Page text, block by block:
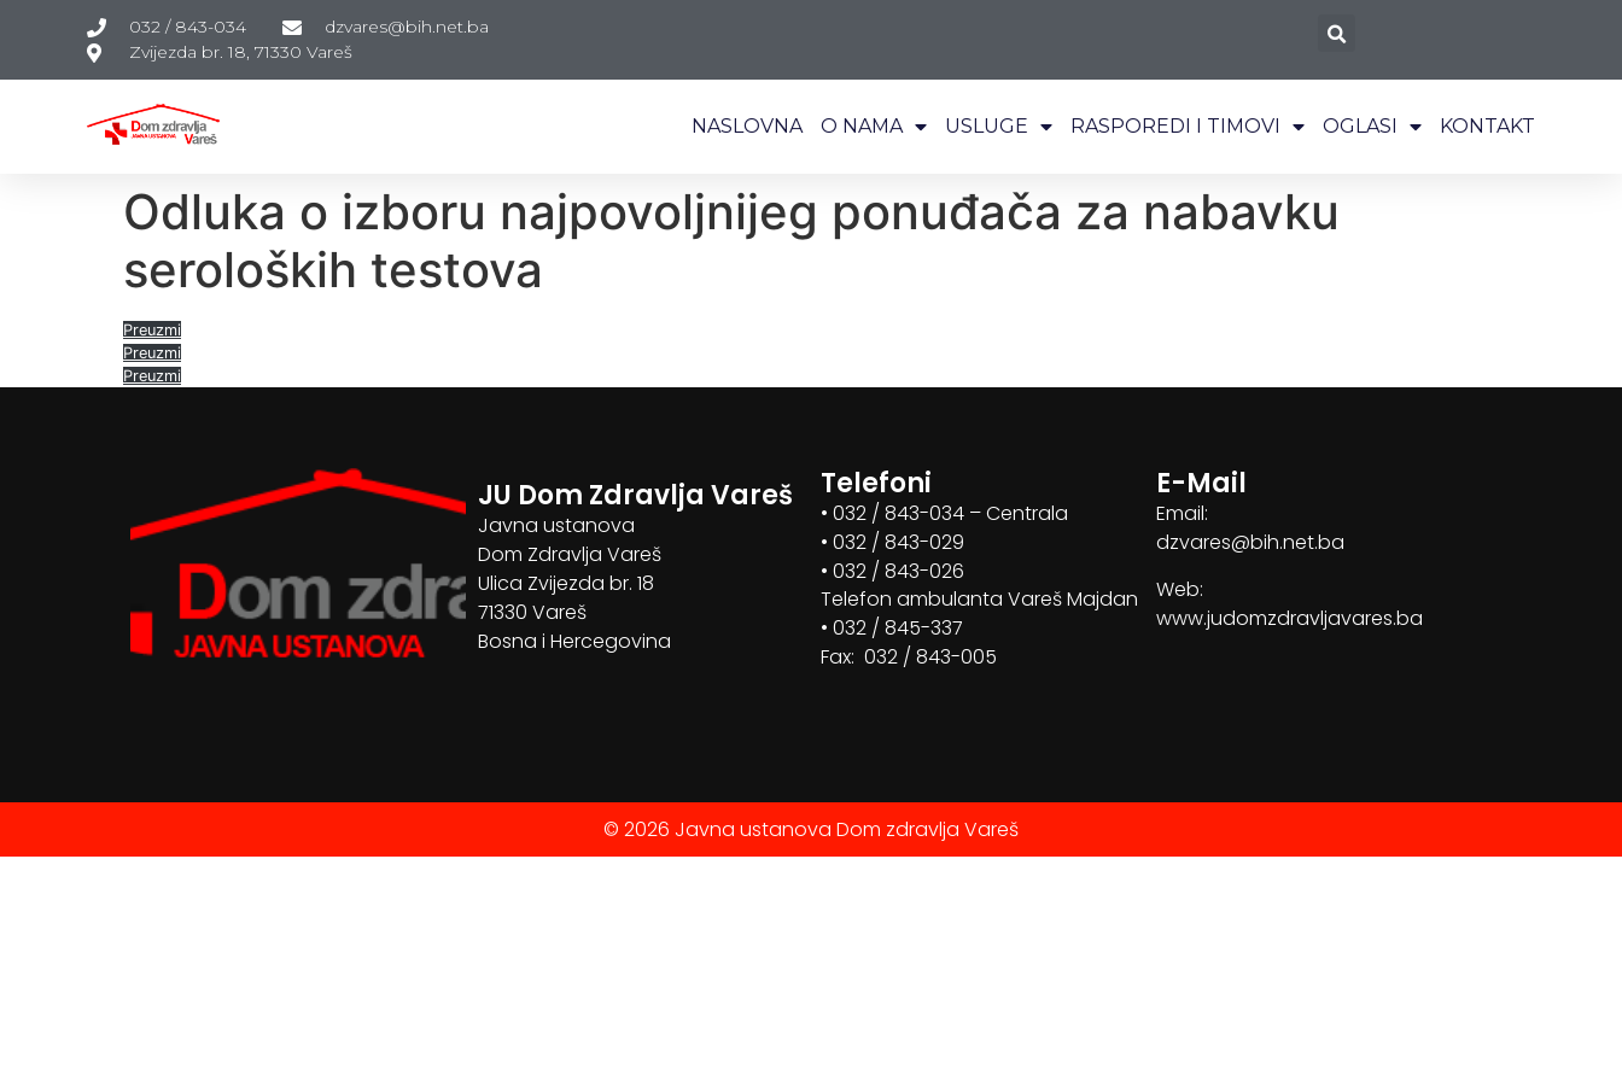
032 / 843-034
dzvares@bih.net.ba
Zvijezda br. 18, 71330 Vareš
NASLOVNA O NAMA USLUGE RASPOREDI I TIMOVI OGLASI KONTAKT
Odluka o izboru najpovoljnijeg ponuđača za nabavku
seroloških testova
Preuzmi
Preuzmi
Preuzmi
JU Dom Zdravlja Vareš
Javna ustanova
Dom Zdravlja Vareš
Ulica Zvijezda br. 18
71330 Vareš
Bosna i Hercegovina
Telefoni
• 032 / 843-034 – Centrala
• 032 / 843-029
• 032 / 843-026
Telefon ambulanta Vareš Majdan
• 032 / 845-337
Fax: 032 / 843-005
E-Mail
Email:
dzvares@bih.net.ba
Web:
www.judomzdravljavares.ba
© 2026 Javna ustanova Dom zdravlja Vareš